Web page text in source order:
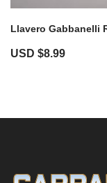
Llavero Gabbanelli
USD $8.99